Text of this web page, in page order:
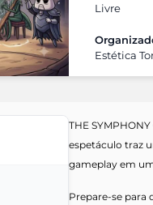
Livre
Estética
THE
espetáculo traz
gameplay em
Prepare-se para